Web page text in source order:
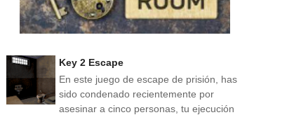
Key 2 Escape
En este juego de escape de prisión, has
sido condenado recientemente por
asesinar a cinco personas, tu ejecución